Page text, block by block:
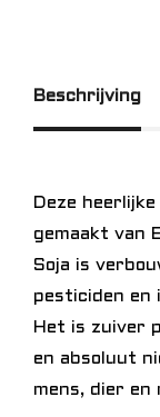
Beschrijving
Deze
gemaakt van
Soja is
pesticiden en
Het is zuiver
en absoluut
mens, dier en